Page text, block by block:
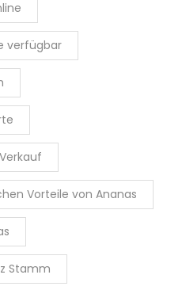
verfügbar
Vorteile von Ananas
Stamm